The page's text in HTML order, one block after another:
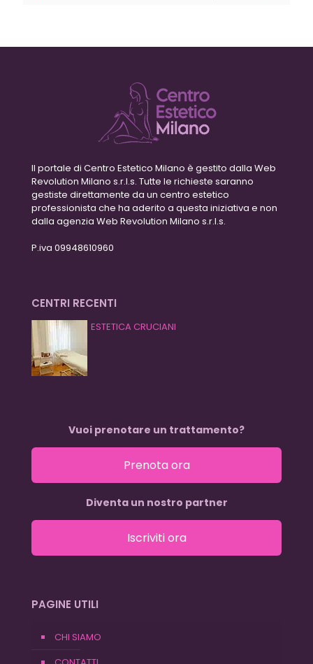
Il portale di Centro Estetico Milano è gestito dalla Web
Revolution Milano s.r.l.s. Tutte le richieste saranno
gestiste direttamente da un centro estetico
professionista che ha aderito a questa iniziativa e non
dalla agenzia Web Revolution Milano s.r.l.s.
P.iva 09948610960
CENTRI RECENTI
ESTETICA CRUCIANI
Vuoi prenotare un trattamento?
Prenota ora
Diventa un nostro partner
Iscriviti ora
PAGINE UTILI
CHI SIAMO